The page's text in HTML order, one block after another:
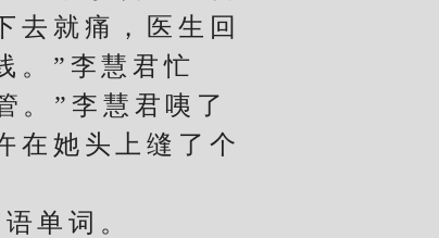
去就痛，医生回
。”李慧君忙
。”李慧君咦了
在她头上缝了个
单词。